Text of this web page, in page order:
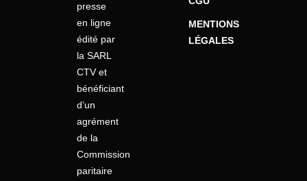
presse
en ligne
édité par
la SARL
CTV et
bénéficiant
d’un
agrément
de la
Commission
paritaire
MENTIONS
LÉGALES